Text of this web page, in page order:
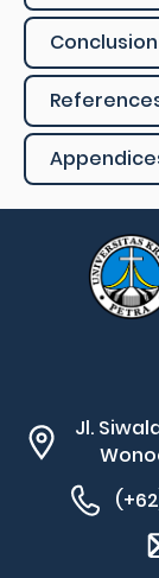
Conclusion
Jl.